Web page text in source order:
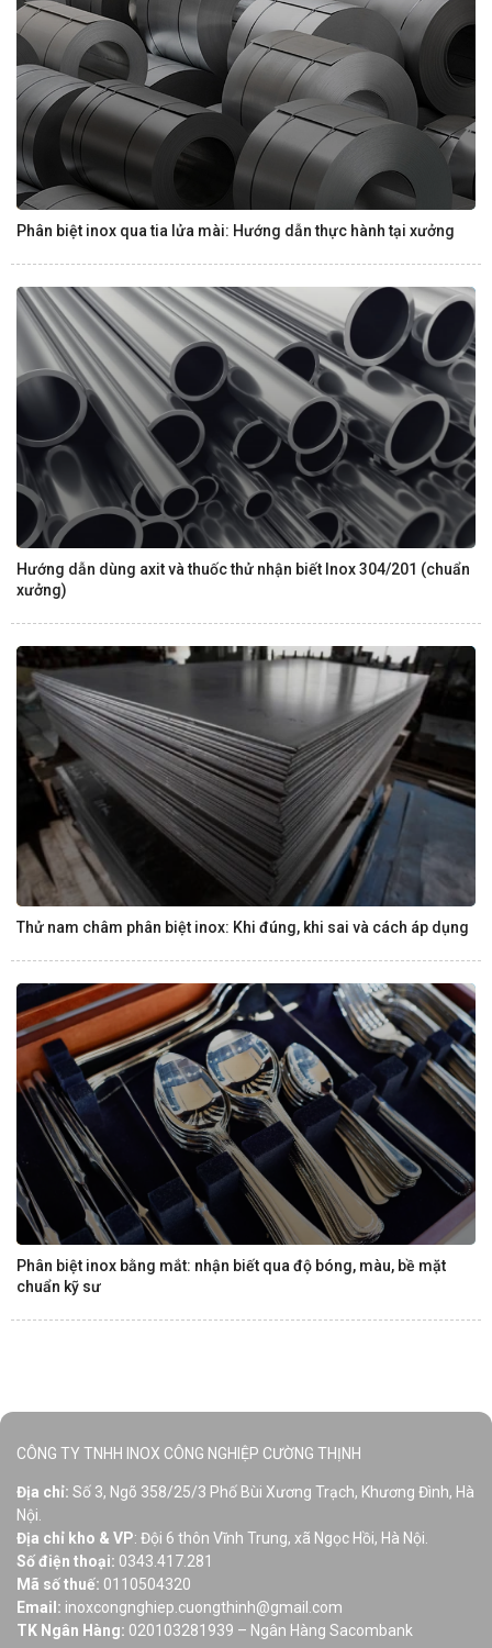
Phân biệt inox qua tia lửa mài: Hướng dẫn thực hành tại xưởng
Hướng dẫn dùng axit và thuốc thử nhận biết Inox 304/201 (chuẩn
xưởng)
Thử nam châm phân biệt inox: Khi đúng, khi sai và cách áp dụng
Phân biệt inox bằng mắt: nhận biết qua độ bóng, màu, bề mặt
chuẩn kỹ sư
CÔNG TY TNHH INOX CÔNG NGHIỆP CƯỜNG THỊNH
Địa chỉ: Số 3, Ngõ 358/25/3 Phố Bùi Xương Trạch, Khương Đình, Hà
Nội.
Địa chỉ kho & VP: Đội 6 thôn Vĩnh Trung, xã Ngọc Hồi, Hà Nội.
Số điện thoại: 0343.417.281
Mã số thuế: 0110504320
Email: inoxcongnghiep.cuongthinh@gmail.com
TK Ngân Hàng: 020103281939 – Ngân Hàng Sacombank